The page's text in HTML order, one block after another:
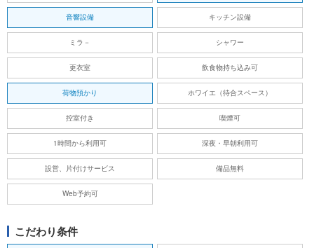
音響設備 キッチン設備
ミラ－ シャワー
更衣室 飲食物持ち込み可
荷物預かり ホワイエ（待合スペース）
控室付き 喫煙可
1時間から利用可 深夜・早朝利用可
設営、片付けサービス 備品無料
Web予約可
こだわり条件